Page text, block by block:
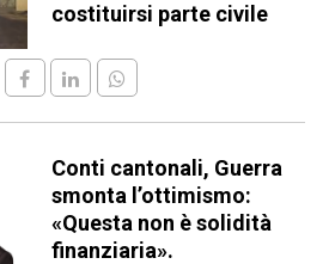
costituirsi parte civile
Conti cantonali, Guerra
smonta l’ottimismo:
«Questa non è solidità
finanziaria».